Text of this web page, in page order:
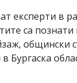
експерти в
са познати
общински
Бургаска